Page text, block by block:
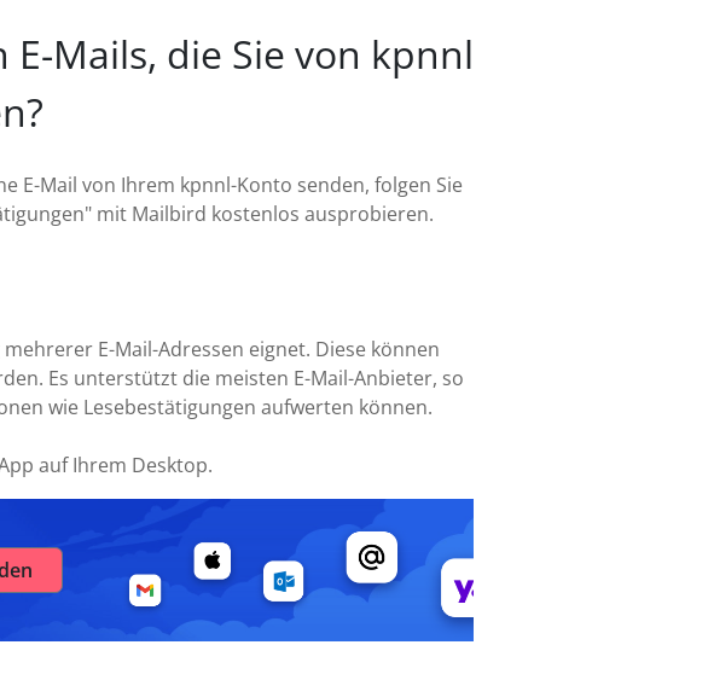
Mails, die Sie von kpnnl
E-Mail von Ihrem kpnnl-Konto senden, folgen Sie
mit Mailbird kostenlos ausprobieren.
E-Mail-Adressen eignet. Diese können
Es unterstützt die meisten E-Mail-Anbieter, so
wie Lesebestätigungen aufwerten können.
auf Ihrem Desktop.